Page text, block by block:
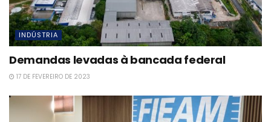
INDÚSTRIA
Demandas levadas à bancada federal
17 DE FEVEREIRO DE 2023